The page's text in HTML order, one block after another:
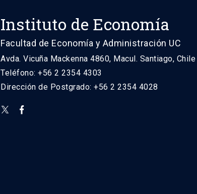
Instituto de Economía
Facultad de Economía y Administración UC
Avda. Vicuña Mackenna 4860, Macul. Santiago, Chile
Teléfono: +56 2 2354 4303
Dirección de Postgrado: +56 2 2354 4028